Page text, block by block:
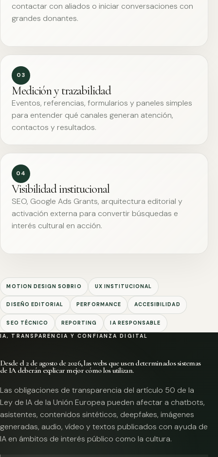
contactar con aliados o iniciar conversaciones con
grandes donantes.
03
Medición y trazabilidad
Eventos, referencias, formularios y paneles simples
para entender qué canales generan atención,
contactos y resultados.
04
Visibilidad institucional
SEO, Google Ads Grants, arquitectura editorial y
activación externa para convertir búsquedas e
interés cultural en acción.
MOTION DESIGN SOBRIO UX INSTITUCIONAL
DISEÑO EDITORIAL PERFORMANCE ACCESIBILIDAD
SEO TÉCNICO REPORTING IA RESPONSABLE
IA, TRANSPARENCIA Y CONFIANZA DIGITAL
Desde el 2 de agosto de 2026, las webs que usen determinados sistemas
de IA deberán explicar mejor cómo los utilizan.
Las obligaciones de transparencia del artículo 50 de la
Ley de IA de la Unión Europea pueden afectar a chatbots,
asistentes, contenidos sintéticos, deepfakes, imágenes
generadas, audio, vídeo y textos publicados con ayuda de
IA en ámbitos de interés público como la cultura.